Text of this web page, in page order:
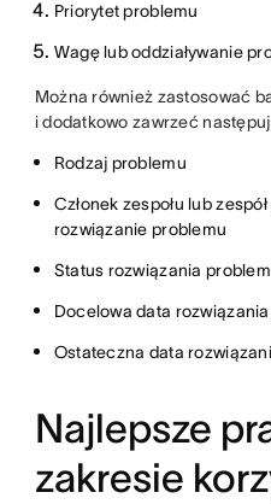
Priorytet problemu
Wagę lub oddziaływanie
Można również zastosować
i dodatkowo zawrzeć
Rodzaj problemu
Członek zespołu lub
rozwiązanie problemu
Status rozwiązania
Docelowa data
Ostateczna data
Najlepsze
zakresie